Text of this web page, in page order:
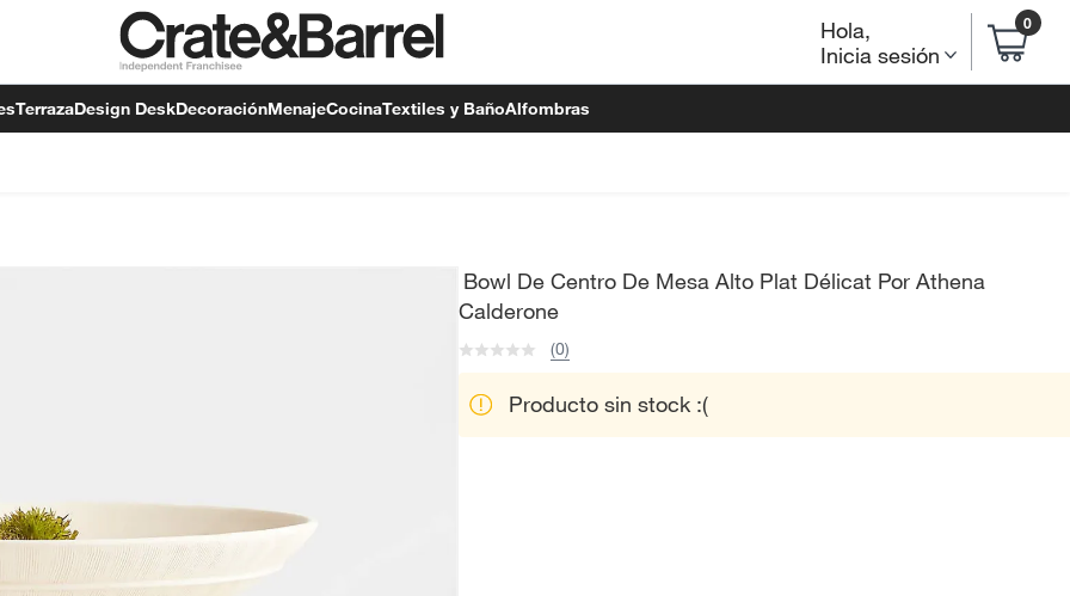
Hola,
Inicia sesión
0
TerrazaDesign DeskDecoraciónMenajeCocinaTextiles y BañoAlfombras
Bowl De Centro De Mesa Alto Plat Délicat Por Athena
Calderone
(0)
Producto sin stock :(